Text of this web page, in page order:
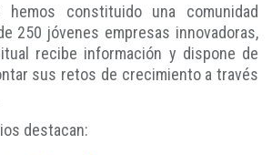
hemos constituido una comunidad
250 jóvenes empresas innovadoras,
recibe información y dispone de
sus retos de crecimiento a través
destacan: